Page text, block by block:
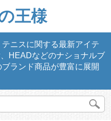
王様
ニスに関する最新アイテ
HEADなどのナショナルブ
ランド商品が豊富に展開